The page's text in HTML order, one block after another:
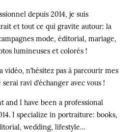
depuis 2014, je suis
et tout ce qui gravite autour: la
mode, éditorial, mariage,
lumineuses et colorés !
vidéo, n’hésitez pas à parcourir mes
ravi d’échanger avec vous !
and I have been a professional
I specialize in portraiture: books,
wedding, lifestyle…
LAURENT MASURE